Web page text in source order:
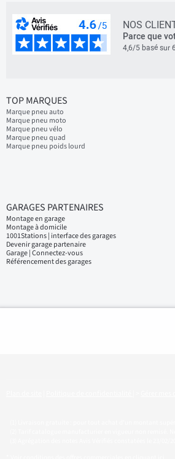
NOS
Parce que
4,6/5 basé sur
TOP MARQUES
Marque pneu auto
Marque pneu moto
Marque pneu vélo
Marque pneu quad
Marque pneu poids lourd
GARAGES PARTENAIRES
Montage en garage
Montage à domicile
1001Stations | interface des garages
Devenir garage partenaire
Garage | Connectez-vous
Référencement des garages
Gérer
Livraison gratuite : pour tout achat d'un montant
Agrégation des notes Avis Vérifiés constatées le 23/